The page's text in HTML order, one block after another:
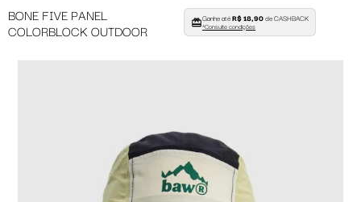
BONE FIVE PANEL
COLORBLOCK OUTDOOR
Ganhe atéR$ 18,90de CASHBACK
*Consulte condições